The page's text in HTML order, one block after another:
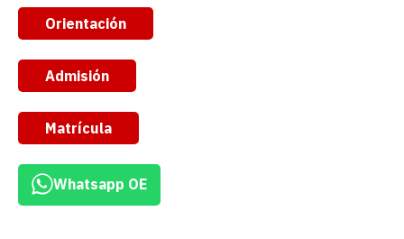
Orientación
Admisión
Matrícula
Whatsapp OE